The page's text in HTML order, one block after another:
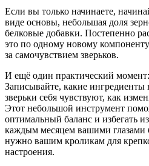
Если вы только начинаете,
виде основы, небольшая доля
белковые добавки. Постепенно
это по одному новому
за самочувствием зверьков.
И ещё один практический
Записывайте, какие ингредиенты
зверьки себя чувствуют, как
Этот небольшой инструмент
оптимальный баланс и избегать
каждым месяцем вашими глазами
нужно вашим кроликам для
настроения.